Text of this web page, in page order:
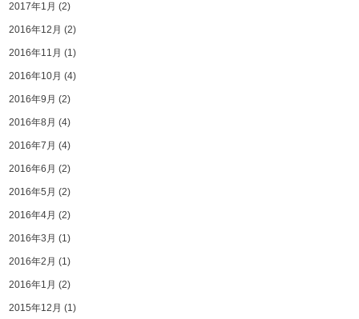
2017年1月 (2)
2016年12月 (2)
2016年11月 (1)
2016年10月 (4)
2016年9月 (2)
2016年8月 (4)
2016年7月 (4)
2016年6月 (2)
2016年5月 (2)
2016年4月 (2)
2016年3月 (1)
2016年2月 (1)
2016年1月 (2)
2015年12月 (1)